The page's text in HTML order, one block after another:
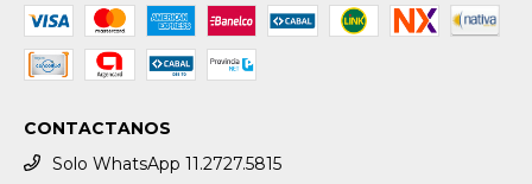
CONTACTANOS
Solo WhatsApp 11.2727.5815